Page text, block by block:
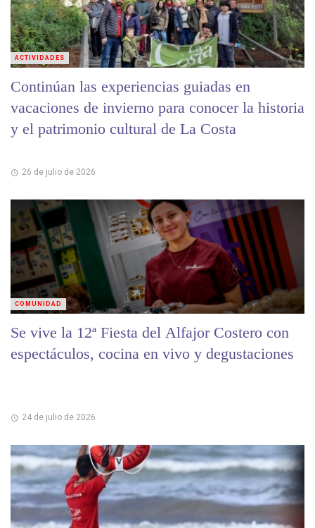
Continúan las experiencias guiadas en
vacaciones de invierno para conocer la historia
y el patrimonio cultural de La Costa
26 de julio de 2026
ACTIVIDADES
Se vive la 12ª Fiesta del Alfajor Costero con
espectáculos, cocina en vivo y degustaciones
24 de julio de 2026
COMUNIDAD